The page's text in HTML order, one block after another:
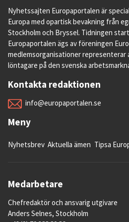
12. Vad händer med
EU och Storbritannien?
De får vara kvar, med
vid utträdet kommer att få
mellan de två områdena till
gäller dock inte djur och
slut i december 2020
13. Hur kommer
Storbritannien har gått med
EU-regler.
Nyhetssajten Europaportalen är
Europa med opartisk bevakning från
Stockholm och Bryssel. Tidningen
Europaportalen ägs av föreningen
medlemsorganisationer representerar
löntagare på den svenska
Kontakta redaktionen
info@europaportalen.se
Meny
Nyhetsbrev Aktuella ämen Tipsa
Medarbetare
Chefredaktör och ansvarig utgivare
Anders Selnes, Stockholm